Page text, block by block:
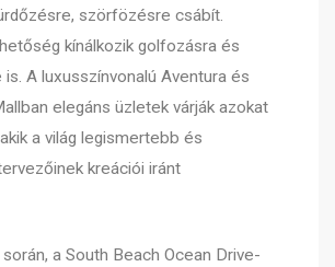
szörfözésre csábít.
kínálkozik golfozásra és
A luxusszínvonalú Aventura és
elegáns üzletek várják azokat
a világ legismertebb és
kreációi iránt
a South Beach Ocean Drive-